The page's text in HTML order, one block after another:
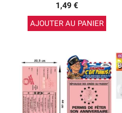
1,49 €
AJOUTER AU PANIER